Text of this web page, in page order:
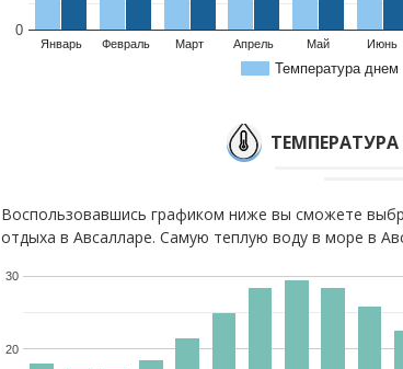
Температура днем
Январь Февраль Март Апрель Май Июнь
0
Воспользовавшись графиком ниже вы сможете
отдыха в Авсалларе. Самую теплую воду в море в
20
30